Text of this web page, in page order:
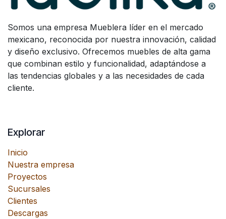
Somos una empresa Mueblera líder en el mercado
mexicano, reconocida por nuestra innovación, calidad
y diseño exclusivo. Ofrecemos muebles de alta gama
que combinan estilo y funcionalidad, adaptándose a
las tendencias globales y a las necesidades de cada
cliente.
Explorar
Inicio
Nuestra empresa
Proyectos
Sucursales
Clientes
Descargas